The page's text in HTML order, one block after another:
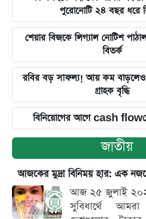
পুরোনোটি ২৪ বছর ধরে
শেয়ার বিজকে লিগ্যাল নোটিশ
বিতর্ক
রবির বড় সাফল্য! আয় কম বাড়লেও
গ্রাহক বৃদ্ধি
বিনিয়োগের আগে cash
জাতীয়
আজকের মুদ্রা বিনিময় হার: এক
আজ ২৫ জুলাই
সুবিধার্থে